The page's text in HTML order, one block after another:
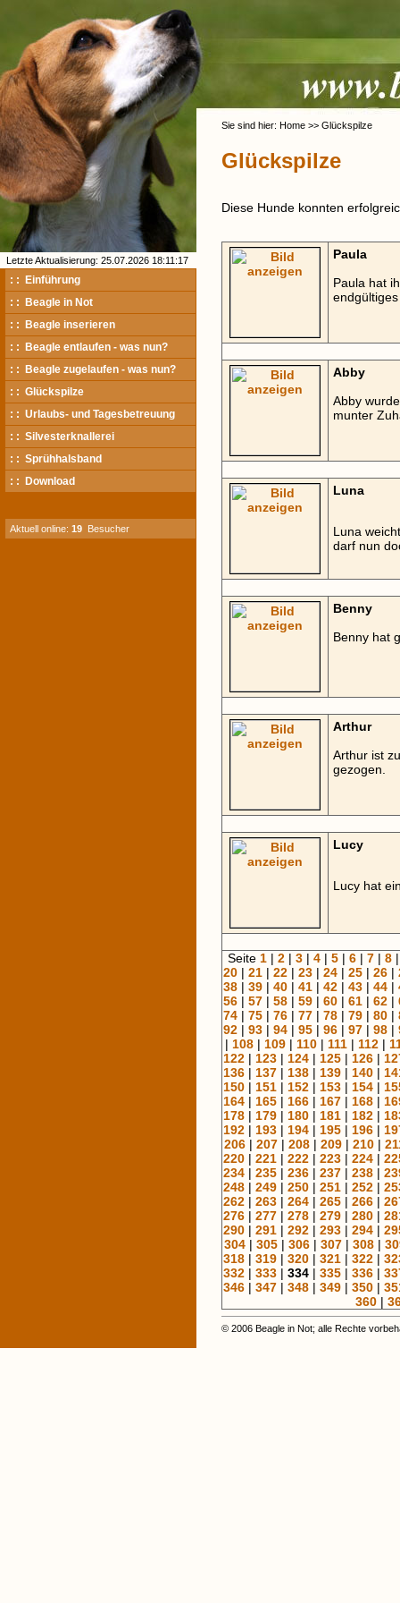
Letzte Aktualisierung: 25.07.2026 18:11:17
: : Einführung
: : Beagle in Not
: : Beagle inserieren
: : Beagle entlaufen - was nun?
: : Beagle zugelaufen - was nun?
: : Glückspilze
: : Urlaubs- und Tagesbetreuung
: : Silvesterknallerei
: : Sprühhalsband
: : Download
Aktuell online: 19 Besucher
Sie sind hier: Home >> Glückspilze
Glückspilze
Diese Hunde konnten
Paula
Paula hat
Abby
Abby
munter
Luna
Luna
darf nun
Benny
Benny hat
Arthur
Arthur ist
gezogen.
Lucy
Lucy hat
Seite 1| 2| 3| 4| 5| 6| 7| 8
20 | 21 | 22 | 23 | 24 | 25 | 26 |
38 | 39 | 40 | 41 | 42 | 43 | 44 |
56 | 57 | 58 | 59 | 60 | 61 | 62 |
74 | 75 | 76 | 77 | 78 | 79 | 80 |
92 | 93 | 94 | 95 | 96 | 97 | 98 |
| 108| 109| 110| 111| 112|
122 | 123 | 124 | 125 | 126 |
136 | 137 | 138 | 139 | 140 |
150 | 151 | 152 | 153 | 154 |
164 | 165 | 166 | 167 | 168 |
178 | 179 | 180 | 181 | 182 |
192 | 193 | 194 | 195 | 196 |
206| 207| 208| 209| 210|
220 | 221 | 222 | 223 | 224 |
234 | 235 | 236 | 237 | 238 |
248 | 249 | 250 | 251 | 252 |
262 | 263 | 264 | 265 | 266 |
276 | 277 | 278 | 279 | 280 |
290 | 291 | 292 | 293 | 294 |
304| 305| 306| 307| 308|
318 | 319 | 320 | 321 | 322 |
332 | 333 | 334 | 335 | 336 |
346 | 347 | 348 | 349 | 350 |
360 |
© 2006 Beagle in Not; alle Rechte